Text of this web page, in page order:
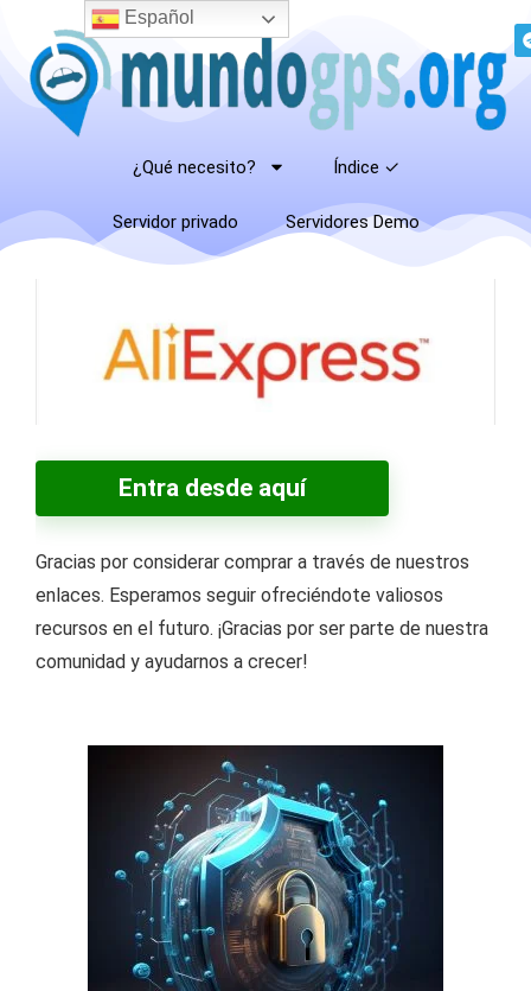
¿Qué necesito? Índice ✓
Servidor privado Servidores Demo
Entra desde aquí
Gracias por considerar comprar a través de nuestros
enlaces. Esperamos seguir ofreciéndote valiosos
recursos en el futuro. ¡Gracias por ser parte de nuestra
comunidad y ayudarnos a crecer!
Español